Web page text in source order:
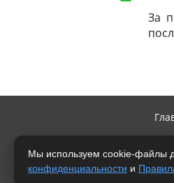
За
Мы используем cookie-файлы
конфиденциальности и